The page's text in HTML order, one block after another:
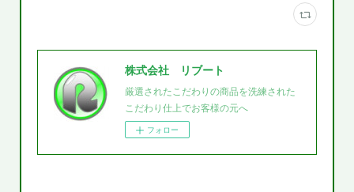
株式会社 リブート
厳選されたこだわりの商品を洗練された
こだわり仕上でお客様の元へ
フォロー